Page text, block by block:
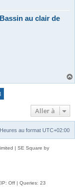
au clair de
Aller à
Heures au format UTC+02:00
| SE Square by
Off | Queries: 23